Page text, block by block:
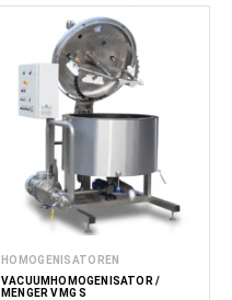
HOMOGENISATOREN
VACUÜMHOMOGENISATOR /
MENGER VMG S